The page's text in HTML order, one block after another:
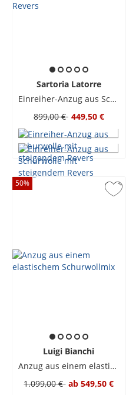
Sartoria Latorre
Einreiher-Anzug aus Schurwolle mit steigendem Revers
899,00 € 449,50 €
50%
Luigi Bianchi
Anzug aus einem elastischem Schurwollmix
1.099,00 € ab 549,50 €